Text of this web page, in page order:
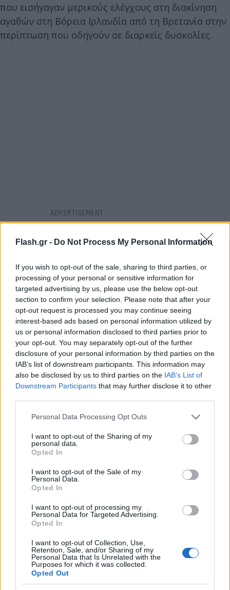
Flash.gr - Do Not Process My Personal Information
If you wish to opt-out of the sale, sharing to third parties, or
processing of your personal or sensitive information for
targeted advertising by us, please use the below opt-out
section to confirm your selection. Please note that after your
opt-out request is processed you may continue seeing
interest-based ads based on personal information utilized by
us or personal information disclosed to third parties prior to
your opt-out. You may separately opt-out of the further
disclosure of your personal information by third parties on the
IAB’s list of downstream participants. This information may
also be disclosed by us to third parties on the IAB’s List of
Downstream Participants that may further disclose it to other
Please note that this website/app uses one or more Google
not limited to your visit or usage behaviour. You may click to
grant or deny consent to Google and its third-party tags to
use your data for below specified purposes in below Google
consent section.
Personal Data Processing Opt Outs
I want to opt-out of the Sharing of my
personal data.
Opted In
I want to opt-out of the Sale of my
Personal Data.
Opted In
I want to opt-out of processing my
Personal Data for Targeted Advertising.
Opted In
I want to opt-out of Collection, Use,
Retention, Sale, and/or Sharing of my
Personal Data that Is Unrelated with the
Purposes for which it was collected.
Opted Out
που εισήγαγαν μερικούς ελέγχους στη διακίνηση
αγαθών στη Βόρεια Ιρλανδία από τη Βρετανία στην
περίπτωση που οδηγούν σε διαρκείς δυσκολίες.
Η κυβέρνηση του πρώην πρόεδρου Ντόναλντ
Τραμπεισήγαγε δασμούς 25% και 10% για τις
αμερικανικές εισαγωγές χάλυβα και
αλουμινίου, επικαλούμενη λόγους εθνικής
ασφάλειας,προκαλώντας την εφαρμογή
αντιποίνων από την Ευρωπαϊκή Ένωση στις
μοτοσυκλέτες, στο ουίσκι και στον καπνό.
Η Βρετανία ενέταξε τους δασμούς αυτούς στο νέο
ανεξάρτητο σύστημα δασμών, όταν ολοκλήρωσε
τώρα επανεξετάζει τη λίστα των προϊόντων για να
βοηθήσει την προστασία ειδικών συμφερόντων